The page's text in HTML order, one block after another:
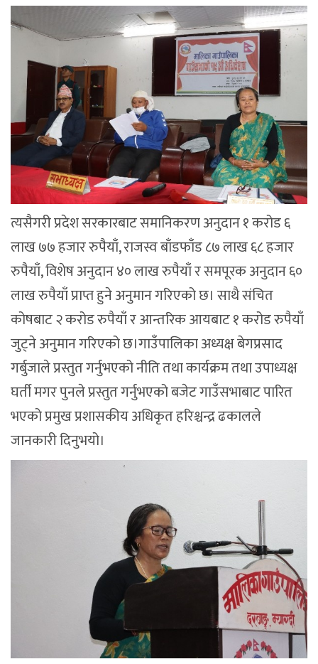
त्यसैगरी प्रदेश सरकारबाट समानिकरण अनुदान १ करोड ६
लाख ७७ हजार रुपैयाँ, राजस्व बाँडफाँड ८७ लाख ६८ हजार
रुपैयाँ, विशेष अनुदान ४० लाख रुपैयाँ र समपूरक अनुदान ६०
लाख रुपैयाँ प्राप्त हुने अनुमान गरिएको छ। साथै संचित
कोषबाट २ करोड रुपैयाँ र आन्तरिक आयबाट १ करोड रुपैयाँ
जुट्ने अनुमान गरिएको छ।गाउँपालिका अध्यक्ष बेगप्रसाद
गर्बुजाले प्रस्तुत गर्नुभएको नीति तथा कार्यक्रम तथा उपाध्यक्ष
घर्ती मगर पुनले प्रस्तुत गर्नुभएको बजेट गाउँसभाबाट पारित
भएको प्रमुख प्रशासकीय अधिकृत हरिश्चन्द्र ढकालले
जानकारी दिनुभयो।